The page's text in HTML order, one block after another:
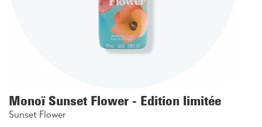
Monoï Sunset Flower - Edition limitée
Sunset Flower